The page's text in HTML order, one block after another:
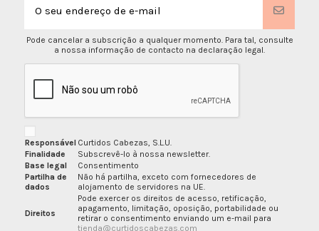
Pode cancelar a subscrição a qualquer momento. Para tal, consulte
a nossa informação de contacto na declaração legal.
Responsável Curtidos Cabezas, S.L.U.
Finalidade
Subscrevê-lo à nossa newsletter.
Base legal
Consentimento
Partilha de
dados
Não há partilha, exceto com fornecedores de
alojamento de servidores na UE.
Direitos
Pode exercer os direitos de acesso, retificação,
apagamento, limitação, oposição, portabilidade ou
retirar o consentimento enviando um e-mail para
tienda@curtidoscabezas.com